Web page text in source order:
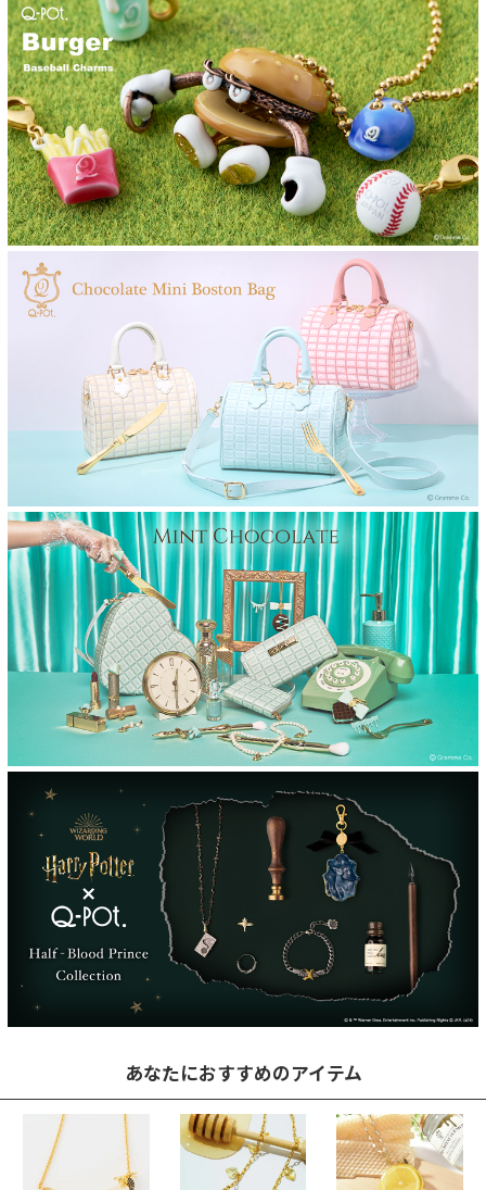
あなたにおすすめのアイテム